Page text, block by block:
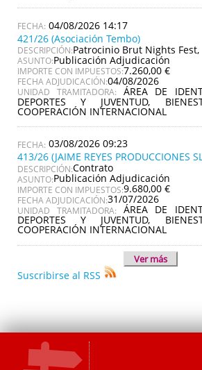
04/08/2026 14:17
421/26 (Asociación Tembo)
DESCRIPCIÓN:Patrocinio Brut Nights Fest,
ASUNTO:Publicación Adjudicación
IMPORTE CON IMPUESTOS:7.260,00 €
FECHA ADJUDICACIÓN:04/08/2026
UNIDAD TRAMITADORA: ÁREA DE
DEPORTES Y JUVENTUD,
COOPERACIÓN INTERNACIONAL
03/08/2026 09:23
413/26 (JAIME REYES PRODUCCIONES
DESCRIPCIÓN:Contrato
ASUNTO:Publicación Adjudicación
IMPORTE CON IMPUESTOS:9.680,00 €
FECHA ADJUDICACIÓN:31/07/2026
UNIDAD TRAMITADORA: ÁREA DE
DEPORTES Y JUVENTUD,
COOPERACIÓN INTERNACIONAL
Ver más
Suscribirse al RSS